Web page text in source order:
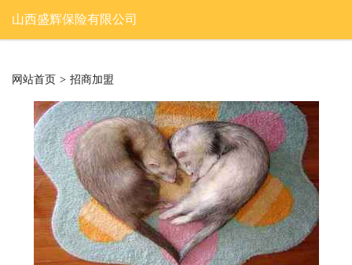
山西盛辉保险有限公司
网站首页 > 招商加盟